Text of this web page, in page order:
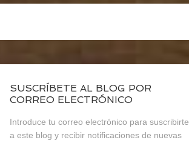
SUSCRÍBETE AL BLOG POR
CORREO ELECTRÓNICO
Introduce tu correo electrónico para suscribirte
a este blog y recibir notificaciones de nuevas